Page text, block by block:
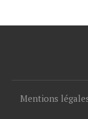
Mentions